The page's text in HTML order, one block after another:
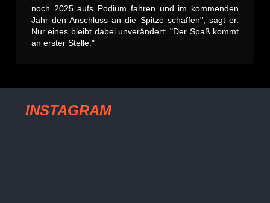
noch 2025 aufs Podium fahren und im kommenden
Jahr den Anschluss an die Spitze schaffen", sagt er.
Nur eines bleibt dabei unverändert: "Der Spaß kommt
an erster Stelle."
INSTAGRAM